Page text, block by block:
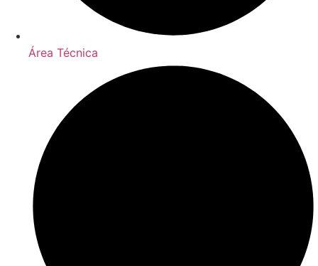
Área Técnica